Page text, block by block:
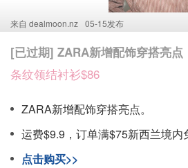
来自 dealmoon.nz 05-15发布
[已过期] ZARA新增配饰穿搭亮点
条纹领结衬衫$86
ZARA新增配饰穿搭亮点。
运费$9.9，订单满$75新西兰境内
点击购买>>